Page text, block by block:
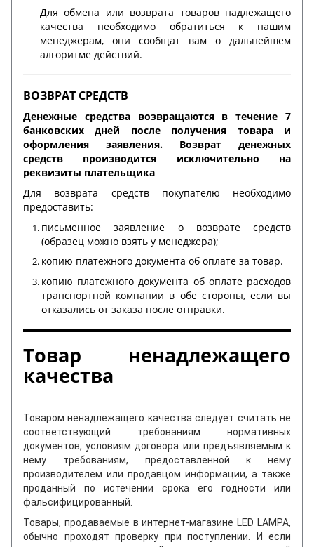
Для обмена или возврата товаров надлежащего
качества необходимо обратиться к нашим
менеджерам, они сообщат вам о дальнейшем
алгоритме действий.
ВОЗВРАТ СРЕДСТВ
Денежные средства возвращаются в течение 7
банковских дней после получения товара и
оформления заявления. Возврат денежных
средств производится исключительно на
реквизиты плательщика
Для возврата средств покупателю необходимо
предоставить:
письменное заявление о возврате средств
(образец можно взять у менеджера);
копию платежного документа об оплате за товар.
копию платежного документа об оплате расходов
транспортной компании в обе стороны, если вы
отказались от заказа после отправки.
Товар ненадлежащего
качества
Товаром ненадлежащего качества следует считать не
соответствующий требованиям нормативных
документов, условиям договора или предъявляемым к
нему требованиям, предоставленной к нему
производителем или продавцом информации, а также
проданный по истечении срока его годности или
фальсифицированный.
Товары, продаваемые в интернет-магазине LED LAMPA,
обычно проходят проверку при поступлении. И если